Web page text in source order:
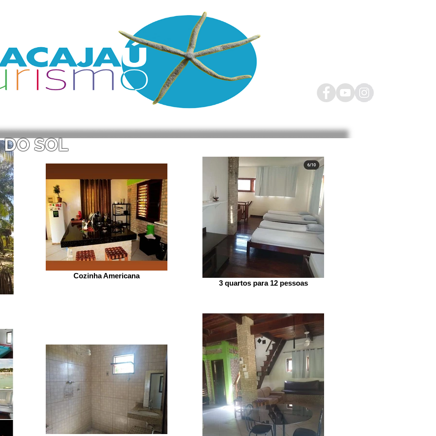
Cozinha Americana
3 quartos para 12 pessoas
SOL